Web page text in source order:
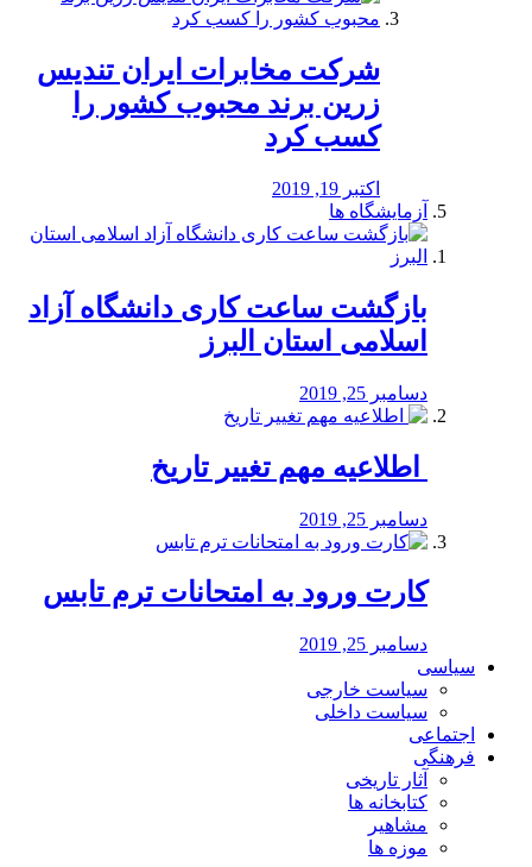
شرکت مخابرات ایران تندیس
زرین برند محبوب کشور را
کسب کرد
اکتبر 19, 2019
آزمایشگاه ها
بازگشت ساعت کاری دانشگاه آزاد
اسلامی استان البرز
دسامبر 25, 2019
️ اطلاعیه مهم تغییر تاریخ
دسامبر 25, 2019
کارت ورود به امتحانات ترم تابس
دسامبر 25, 2019
سیاسی
سیاست خارجی
سیاست داخلی
اجتماعی
فرهنگی
آثار تاریخی
کتابخانه ها
مشاهیر
موزه ها